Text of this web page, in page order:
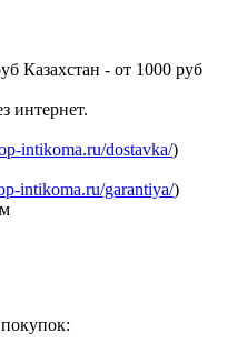
Казахстан - от 1000 руб
интернет.
intikoma.ru/dostavka/)
intikoma.ru/garantiya/)